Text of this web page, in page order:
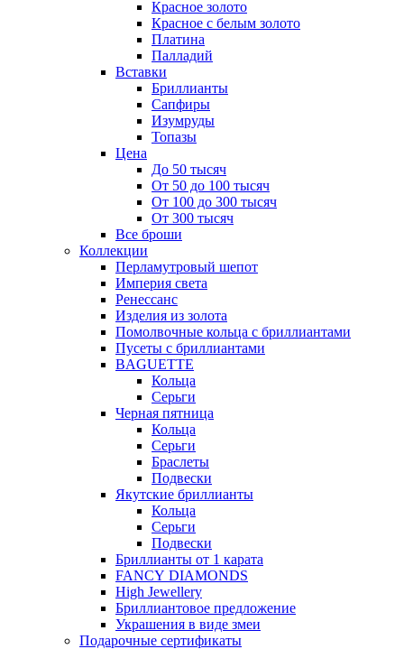
Красное золото
Красное с белым золото
Платина
Палладий
Вставки
Бриллианты
Сапфиры
Изумруды
Топазы
Цена
До 50 тысяч
От 50 до 100 тысяч
От 100 до 300 тысяч
От 300 тысяч
Все броши
Коллекции
Перламутровый шепот
Империя света
Ренессанс
Изделия из золота
Помолвочные кольца с бриллиантами
Пусеты с бриллиантами
BAGUETTE
Кольца
Серьги
Черная пятница
Кольца
Серьги
Браслеты
Подвески
Якутские бриллианты
Кольца
Серьги
Подвески
Бриллианты от 1 карата
FANCY DIAMONDS
High Jewellery
Бриллиантовое предложение
Украшения в виде змеи
Подарочные сертификаты